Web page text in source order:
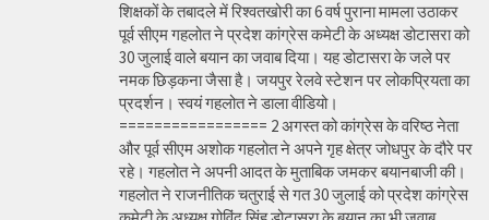
शिक्षकों के तबादले में रिश्वतखोरी का 6 वर्ष पुराना मामला उठाकर
पूर्व सीएम गहलोत ने प्रदेश कांग्रेस कमेटी के अध्यक्ष डोटासरा को
30 जुलाई वाले बयान का जवाब दिया। यह डोटासरा के जले पर
नमक छिड़कना जैसा है। जयपुर रेलवे स्टेशन पर लोकप्रियता का
प्रदर्शन। स्वयं गहलोत ने डाला वीडियो।
================= 2 अगस्त को कांग्रेस के वरिष्ठ नेता
और पूर्व सीएम अशोक गहलोत ने अपने गृह क्षेत्र जोधपुर के दौरे पर
रहे। गहलोत ने अपनी आदत के मुताबिक जमकर बयानबाजी की।
गहलोत ने राजनीतिक चतुराई से गत 30 जुलाई को प्रदेश कांग्रेस